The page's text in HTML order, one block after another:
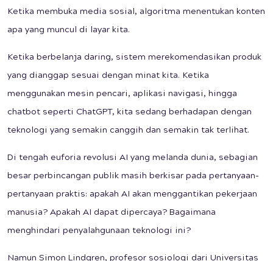
Ketika membuka media sosial, algoritma menentukan konten
apa yang muncul di layar kita.
Ketika berbelanja daring, sistem merekomendasikan produk
yang dianggap sesuai dengan minat kita. Ketika
menggunakan mesin pencari, aplikasi navigasi, hingga
chatbot seperti ChatGPT, kita sedang berhadapan dengan
teknologi yang semakin canggih dan semakin tak terlihat.
Di tengah euforia revolusi AI yang melanda dunia, sebagian
besar perbincangan publik masih berkisar pada pertanyaan-
pertanyaan praktis: apakah AI akan menggantikan pekerjaan
manusia? Apakah AI dapat dipercaya? Bagaimana
menghindari penyalahgunaan teknologi ini?
Namun Simon Lindgren, profesor sosiologi dari Universitas